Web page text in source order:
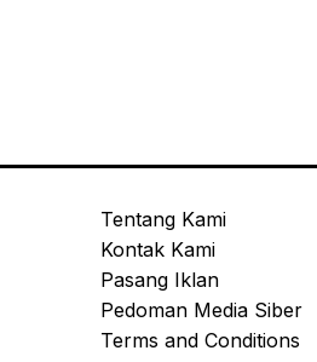
Tentang Kami
Kontak Kami
Pasang Iklan
Pedoman Media Siber
Terms and Conditions